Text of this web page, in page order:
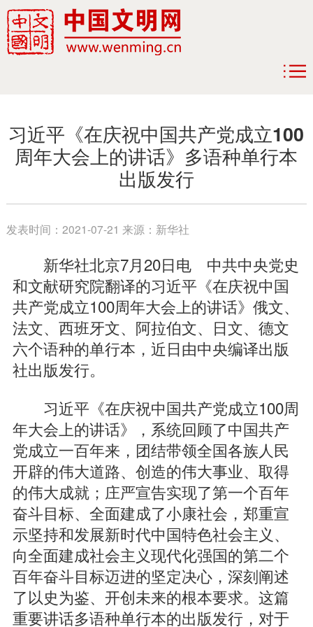
习近平《在庆祝中国共产党成立100
周年大会上的讲话》多语种单行本
出版发行
发表时间： 2021-07-21 来源： 新华社
新华社北京7月20日电 中共中央党史
和文献研究院翻译的习近平《在庆祝中国
共产党成立100周年大会上的讲话》俄文、
法文、西班牙文、阿拉伯文、日文、德文
六个语种的单行本，近日由中央编译出版
社出版发行。
习近平《在庆祝中国共产党成立100周
年大会上的讲话》，系统回顾了中国共产
党成立一百年来，团结带领全国各族人民
开辟的伟大道路、创造的伟大事业、取得
的伟大成就；庄严宣告实现了第一个百年
奋斗目标、全面建成了小康社会，郑重宣
示坚持和发展新时代中国特色社会主义、
向全面建成社会主义现代化强国的第二个
百年奋斗目标迈进的坚定决心，深刻阐述
了以史为鉴、开创未来的根本要求。这篇
重要讲话多语种单行本的出版发行，对于